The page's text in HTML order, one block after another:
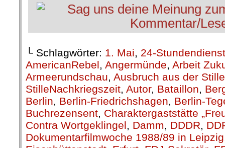
└ Schlagwörter: 1. Mai, 24-Stundendienst
AmericanRebel, Angermünde, Arbeit
Armeerundschau, Ausbruch aus der Stille
StilleNachkriegszeit, Autor, Bataillon,
Berlin, Berlin-Friedrichshagen, Berlin-
Buchrezensent, Charaktergaststätte
Contra Wortgeklingel, Damm, DDDR,
Dokumentarfilmwoche 1988/89 in Leipzig